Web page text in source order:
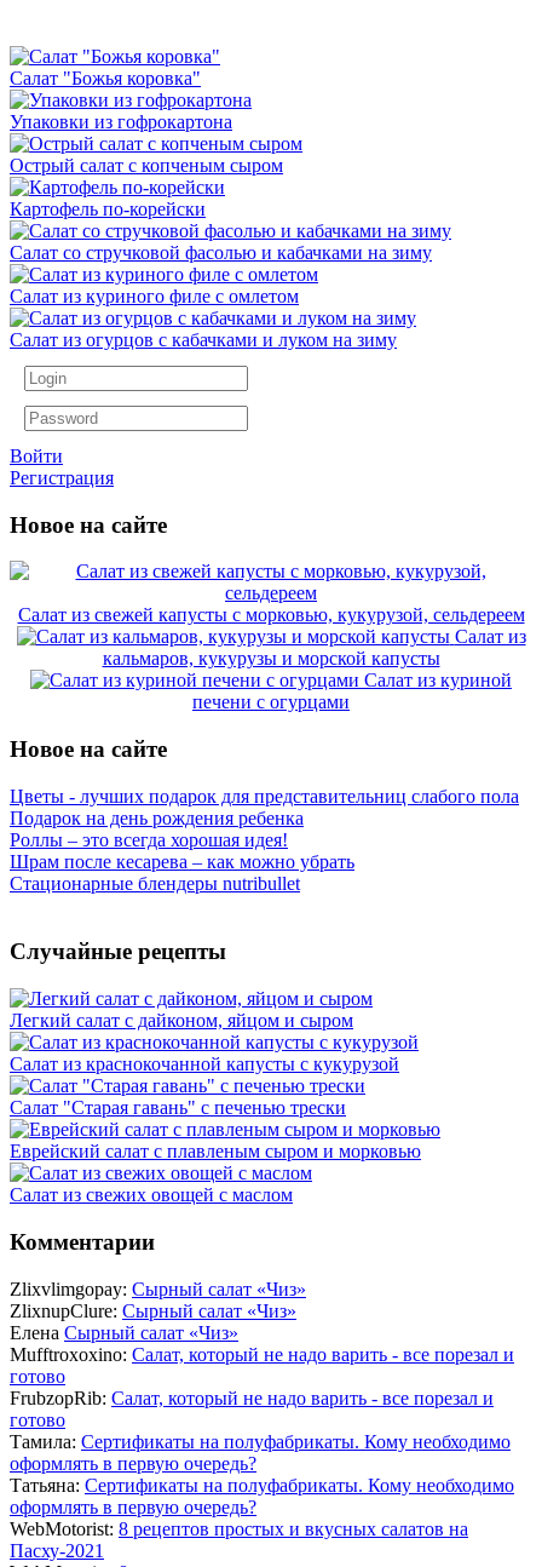
Салат "Божья коровка"
Упаковки из гофрокартона
Острый салат с копченым сыром
Картофель по-корейски
Салат со стручковой фасолью и кабачками на зиму
Салат из куриного филе с омлетом
Салат из огурцов с кабачками и луком на зиму
Войти
Регистрация
Новое на сайте
Салат из свежей капусты с морковью, кукурузой, сельдереем
Салат из
кальмаров, кукурузы и морской капусты
Салат из куриной
печени с огурцами
Новое на сайте
Цветы - лучших подарок для представительниц слабого пола
Подарок на день рождения ребенка
Роллы – это всегда хорошая идея!
Шрам после кесарева – как можно убрать
Стационарные блендеры nutribullet
Случайные рецепты
Легкий салат с дайконом, яйцом и сыром
Салат из краснокочанной капусты с кукурузой
Салат "Старая гавань" с печенью трески
Еврейский салат с плавленым сыром и морковью
Салат из свежих овощей с маслом
Комментарии
Zlixvlimgopay: Сырный салат «Чиз»
ZlixnupClure: Сырный салат «Чиз»
Елена Сырный салат «Чиз»
Mufftroxoxino: Салат, который не надо варить - все порезал и
готово
FrubzopRib: Салат, который не надо варить - все порезал и
готово
Тамила: Сертификаты на полуфабрикаты. Кому необходимо
оформлять в первую очередь?
Татьяна: Сертификаты на полуфабрикаты. Кому необходимо
оформлять в первую очередь?
WebMotorist: 8 рецептов простых и вкусных салатов на
Пасху-2021